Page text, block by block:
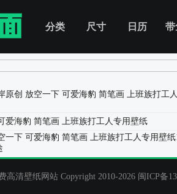
分类 尺寸 日历 带
原创 放空一下 可爱海豹 简笔画 上班族打工
一下 可爱海豹 简笔画 上班族打工人专用壁
高清壁纸网站 Copyright 2010-2026 闽ICP备